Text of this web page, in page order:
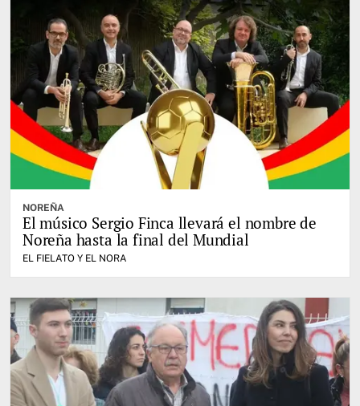
NOREÑA
El músico Sergio Finca llevará el nombre de
Noreña hasta la final del Mundial
EL FIELATO Y EL NORA